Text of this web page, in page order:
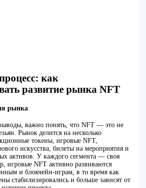
как
развитие рынка NFT
рынка
важно понять, что NFT — это не
Рынок делится на несколько
токены, игровые NFT,
искусства, билеты на мероприятия и
активов. У каждого сегмента — своя
игровые NFT активно развиваются
и блокчейн-играм, в то время как
стабилизировались и больше зависят от